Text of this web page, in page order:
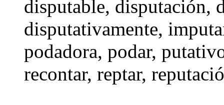
disputable, disputación,
disputativamente,
podadora, podar,
recontar, reptar,